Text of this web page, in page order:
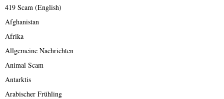
419 Scam (English)
Afghanistan
Afrika
Allgemeine Nachrichten
Animal Scam
Antarktis
Arabischer Frühling